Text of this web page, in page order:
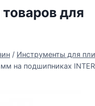
для
/ Инструменты для
на подшипниках